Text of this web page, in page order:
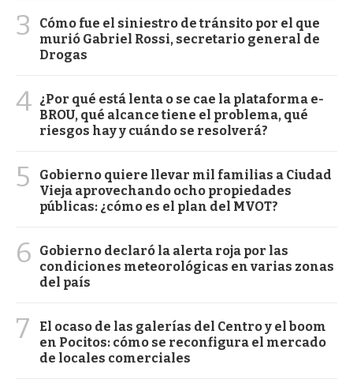
3
Cómo fue el siniestro de tránsito por el que
murió Gabriel Rossi, secretario general de
Drogas
4 ¿Por qué está lenta o se cae la plataforma e-
BROU, qué alcance tiene el problema, qué
riesgos hay y cuándo se resolverá?
5
Gobierno quiere llevar mil familias a Ciudad
Vieja aprovechando ocho propiedades
públicas: ¿cómo es el plan del MVOT?
6
Gobierno declaró la alerta roja por las
condiciones meteorológicas en varias zonas
del país
7
El ocaso de las galerías del Centro y el boom
en Pocitos: cómo se reconfigura el mercado
de locales comerciales